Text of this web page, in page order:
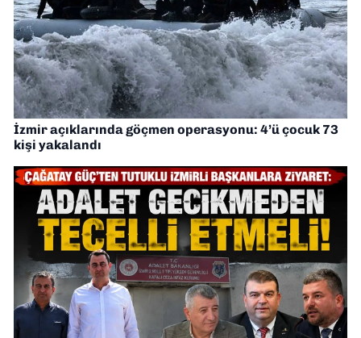
İzmir açıklarında göçmen operasyonu: 4’ü çocuk 73
kişi yakalandı